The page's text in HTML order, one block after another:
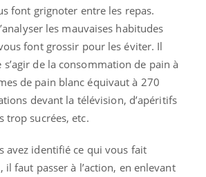
font grignoter entre les repas.
les mauvaises habitudes
font grossir pour les éviter. Il
de la consommation de pain à
de pain blanc équivaut à 270
devant la télévision, d’apéritifs
trop sucrées, etc.
avez identifié ce qui vous fait
faut passer à l’action, en enlevant